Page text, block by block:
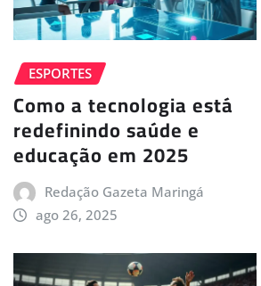
ESPORTES
Como a tecnologia está
redefinindo saúde e
educação em 2025
Redação Gazeta Maringá
ago 26, 2025